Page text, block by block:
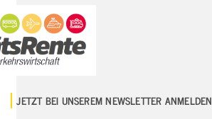
JETZT BEI UNSEREM NEWSLETTER ANMELDEN